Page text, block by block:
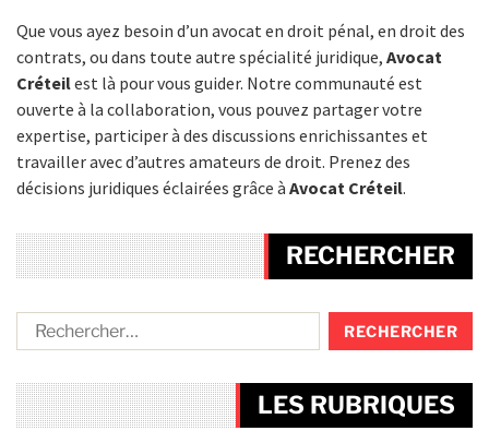
Que vous ayez besoin d’un avocat en droit pénal, en droit des
contrats, ou dans toute autre spécialité juridique, Avocat
Créteilest là pour vous guider. Notre communauté est
ouverte à la collaboration, vous pouvez partager votre
expertise, participer à des discussions enrichissantes et
travailler avec d’autres amateurs de droit. Prenez des
décisions juridiques éclairées grâce à Avocat Créteil.
RECHERCHER
LES RUBRIQUES